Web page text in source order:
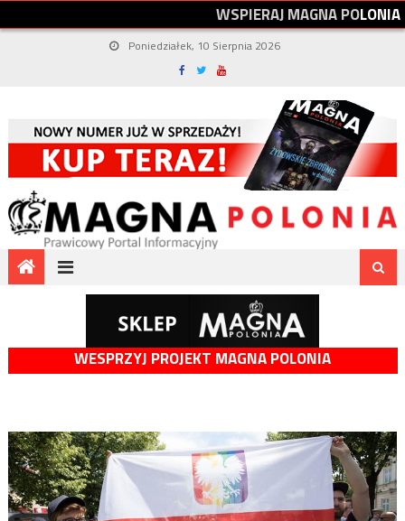
WSPIERAJMAGNAPOLONIA
Poniedziałek, 10 Sierpnia 2026
WESPRZYJ PROJEKT MAGNA POLONIA